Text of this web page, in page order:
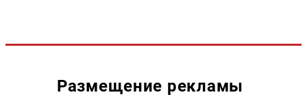
Размещение рекламы